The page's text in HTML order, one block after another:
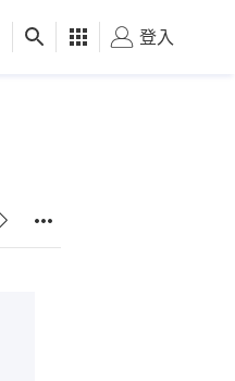
健康 好食玩飛
登入